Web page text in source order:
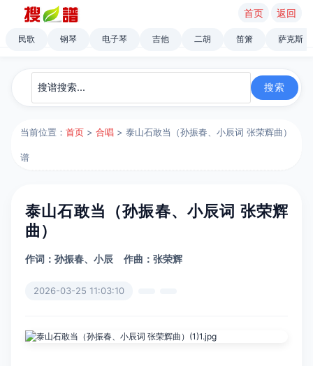
首页 返回
民歌 钢琴 电子琴 吉他 二胡 笛箫 萨克斯
当前位置：首页 >合唱 > 泰山石敢当（孙振春、小辰词 张荣辉曲）
谱
泰山石敢当（孙振春、小辰词 张荣辉
曲）
作词：孙振春、小辰 作曲：张荣辉
2026-03-25 11:03:10